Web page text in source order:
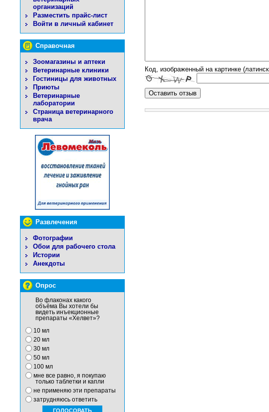
организаций
Разместить прайс-лист
Войти в личный кабинет
Справочная
Зоомагазины и аптеки
Ветеринарные клиники
Гостиницы для животных
Приюты
Ветеринарные
лаборатории
Страница ветеринарного
врача
Развлечения
Фотографии
Обои для рабочего стола
Истории
Анекдоты
Опрос
Во флаконах какого
объёма Вы хотели бы
видеть инъекционные
препараты «Хелвет»?
10 мл
20 мл
30 мл
50 мл
100 мл
мне все равно, я покупаю
только таблетки и капли
не применяю эти препараты
затрудняюсь ответить
Код, изображенный на картинке